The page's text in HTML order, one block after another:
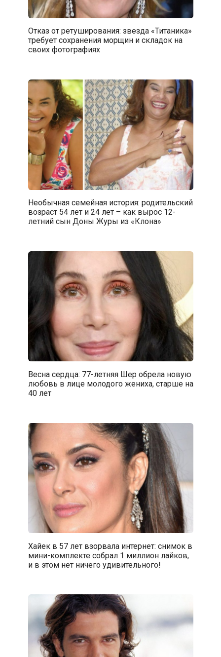
Отказ от ретуширования: звезда «Титаника»
требует сохранения морщин и складок на
своих фотографиях
Необычная семейная история: родительский
возраст 54 лет и 24 лет – как вырос 12-
летний сын Доны Журы из «Клона»
Весна сердца: 77-летняя Шер обрела новую
любовь в лице молодого жениха, старше на
40 лет
Хайек в 57 лет взорвала интернет: снимок в
мини-комплекте собрал 1 миллион лайков,
и в этом нет ничего удивительного!